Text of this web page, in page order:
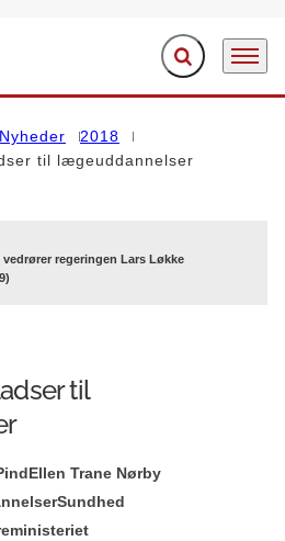
Fold søgefelt ud
Menu
Nyheder
2018
til lægeuddannelser
regeringen Lars Løkke
til
Ellen Trane Nørby
Sundhed